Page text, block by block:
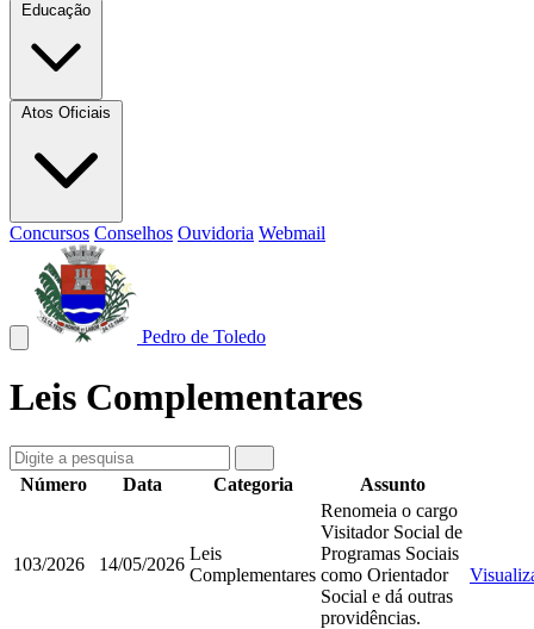
Educação
Atos Oficiais
Concursos Conselhos Ouvidoria Webmail
Pedro de Toledo
Leis Complementares
Número Data Categoria Assunto
103/2026 14/05/2026
Leis
Complementares
Renomeia o cargo
Visitador Social de
Programas Sociais
como Orientador
Social e dá outras
providências.